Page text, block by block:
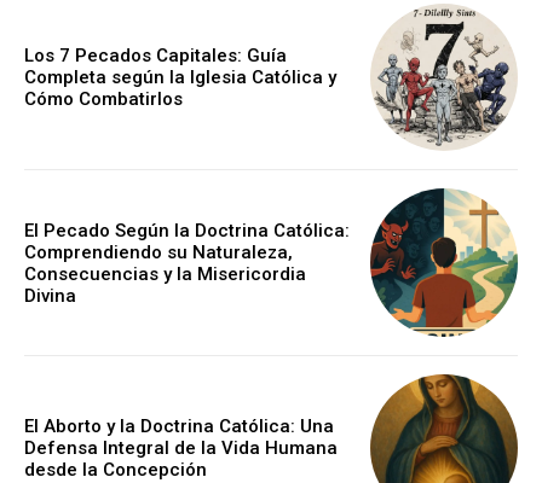
Los 7 Pecados Capitales: Guía
Completa según la Iglesia Católica y
Cómo Combatirlos
El Pecado Según la Doctrina Católica:
Comprendiendo su Naturaleza,
Consecuencias y la Misericordia
Divina
El Aborto y la Doctrina Católica: Una
Defensa Integral de la Vida Humana
desde la Concepción